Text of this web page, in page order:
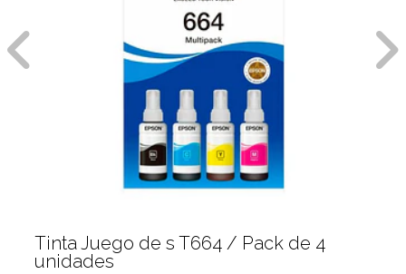
Tinta Juego de s T664 / Pack de 4
unidades